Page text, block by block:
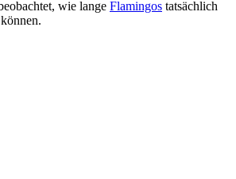
wie lange Flamingos tatsächlich